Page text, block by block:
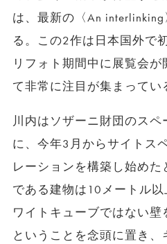
は、最新の〈An
る。この2作は日本国外で
リフォト期間中に展覧会
て非常に注目が集まってい
川内はソザーニ財団のス
に、今年3月からサイトス
レーションを構築し始め
である建物は10メートル
ワイトキューブではない
ということを念頭に置き